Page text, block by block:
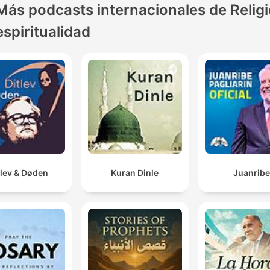
podcasts internacionales de
& Døden Kuran Dinle Juanribe